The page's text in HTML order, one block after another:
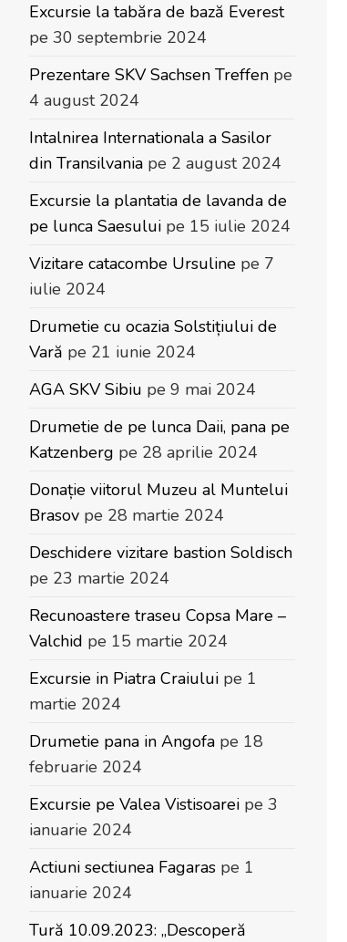
Excursie la tabăra de bază Everest
pe 30 septembrie 2024
Prezentare SKV Sachsen Treffen pe
4 august 2024
Intalnirea Internationala a Sasilor
din Transilvania pe 2 august 2024
Excursie la plantatia de lavanda de
pe lunca Saesului pe 15 iulie 2024
Vizitare catacombe Ursuline pe 7
iulie 2024
Drumetie cu ocazia Solstițiului de
Vară pe 21 iunie 2024
AGA SKV Sibiu pe 9 mai 2024
Drumetie de pe lunca Daii, pana pe
Katzenberg pe 28 aprilie 2024
Donație viitorul Muzeu al Muntelui
Brasov pe 28 martie 2024
Deschidere vizitare bastion Soldisch
pe 23 martie 2024
Recunoastere traseu Copsa Mare –
Valchid pe 15 martie 2024
Excursie in Piatra Craiului pe 1
martie 2024
Drumetie pana in Angofa pe 18
februarie 2024
Excursie pe Valea Vistisoarei pe 3
ianuarie 2024
Actiuni sectiunea Fagaras pe 1
ianuarie 2024
Tură 10.09.2023: „Descoperă